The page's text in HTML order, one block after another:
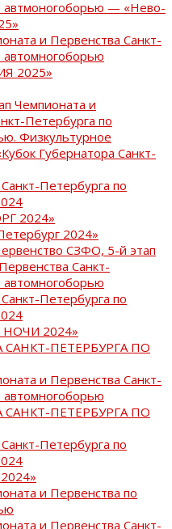
автмоногоборью — «Нево-
и Первенства Санкт-
автомногоборью
2025»
Чемпионата и
Петербурга по
Физкультурное
Губернатора Санкт-
Петербурга по
2024»
2024»
СЗФО, 5-й этап
Санкт-
автомногоборью
Петербурга по
НОЧИ 2024»
САНКТ-ПЕТЕРБУРГА ПО
и Первенства Санкт-
автомногоборью
САНКТ-ПЕТЕРБУРГА ПО
Петербурга по
и Первенства по
и Первенства Санкт-